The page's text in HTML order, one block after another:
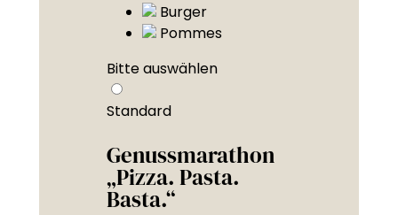
Burger
Pommes
Bitte auswählen
Standard
Genussmarathon
„Pizza. Pasta.
Basta.“